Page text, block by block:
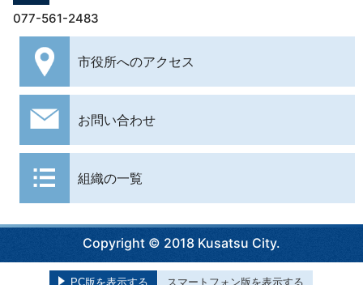
077-561-2483
市役所へのアクセス
お問い合わせ
組織の一覧
Copyright © 2018 Kusatsu City.
PC版を表示する スマートフォン版を表示する